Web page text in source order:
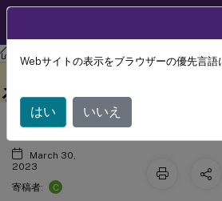
Profile Management Profile
どのグループのプロフ
るかを定義する
March 30,
2023
寄稿者:
C
Webサイトの表示をブラウザーの優先言語
はい いいえ